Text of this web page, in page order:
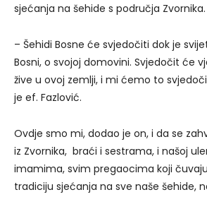
sjećanja na šehide s područja Zvornika.
– Šehidi Bosne će svjedočiti dok je
Bosni, o svojoj domovini. Svjedočit će
žive u ovoj zemlji, i mi ćemo to
je ef. Fazlović.
Ovdje smo mi, dodao je on, i da se
iz Zvornika, braći i sestrama, i našoj
imamima, svim pregaocima koji
tradiciju sjećanja na sve naše šehide,